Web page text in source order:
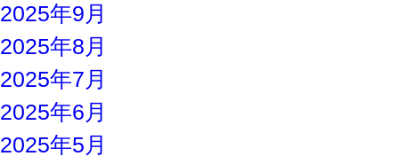
2025年9月
2025年8月
2025年7月
2025年6月
2025年5月